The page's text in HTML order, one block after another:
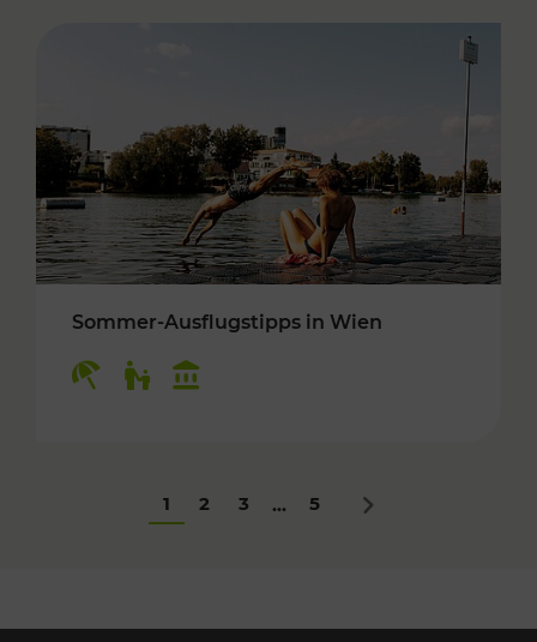
Sommer-Ausflugstipps in Wien
1 2 3 ... 5 Nächstes